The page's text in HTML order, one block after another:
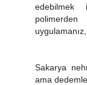
edebilmek
Sakarya
ama